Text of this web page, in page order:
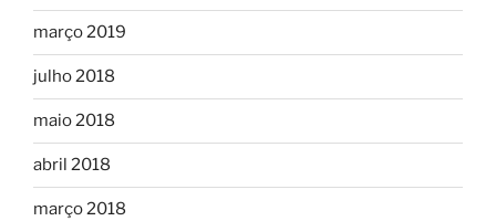
março 2019
julho 2018
maio 2018
abril 2018
março 2018